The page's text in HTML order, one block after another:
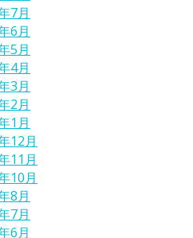
7月
6月
5月
4月
3月
2月
1月
12月
11月
10月
8月
7月
6月